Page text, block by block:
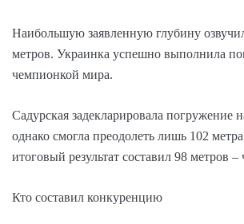
Наибольшую заявленную глубину
метров. Украинка успешно выполнила
чемпионкой мира.
Садурская задекларировала погружение
однако смогла преодолеть лишь 102
итоговый результат составил 98 метров –
Кто составил конкуренцию